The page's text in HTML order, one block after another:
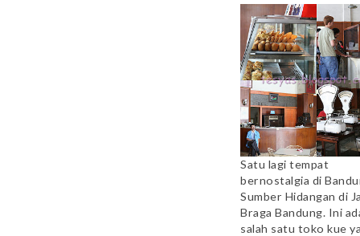
Jalan Braga
Satu lagi tempat
bernostalgia di
Sumber Hidangan di
Braga Bandung. Ini
salah satu toko kue